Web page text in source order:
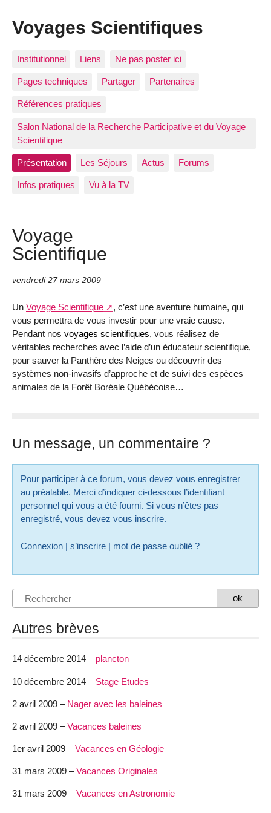
Voyages Scientifiques
Institutionnel Liens Ne pas poster ici
Pages techniques Partager Partenaires
Références pratiques
Salon National de la Recherche Participative et du Voyage
Scientifique
Présentation Les Séjours Actus Forums
Infos pratiques Vu à la TV
Voyage
Scientifique
vendredi 27 mars 2009
Un Voyage Scientifique
, c’est une aventure humaine, qui
vous permettra de vous investir pour une vraie cause.
Pendant nos voyages scientifiques, vous réalisez de
véritables recherches avec l’aide d’un éducateur scientifique,
pour sauver la Panthère des Neiges ou découvrir des
systèmes non-invasifs d’approche et de suivi des espèces
animales de la Forêt Boréale Québécoise…
Un message, un commentaire ?
Pour participer à ce forum, vous devez vous enregistrer
au préalable. Merci d’indiquer ci-dessous l’identifiant
personnel qui vous a été fourni. Si vous n’êtes pas
enregistré, vous devez vous inscrire.
Connexion |s’inscrire | mot de passe oublié ?
Autres brèves
14 décembre 2014 – plancton
10 décembre 2014 – Stage Etudes
2 avril 2009 – Nager avec les baleines
2 avril 2009 –Vacances baleines
1er avril 2009 –Vacances en Géologie
31 mars 2009 –Vacances Originales
31 mars 2009 –Vacances en Astronomie